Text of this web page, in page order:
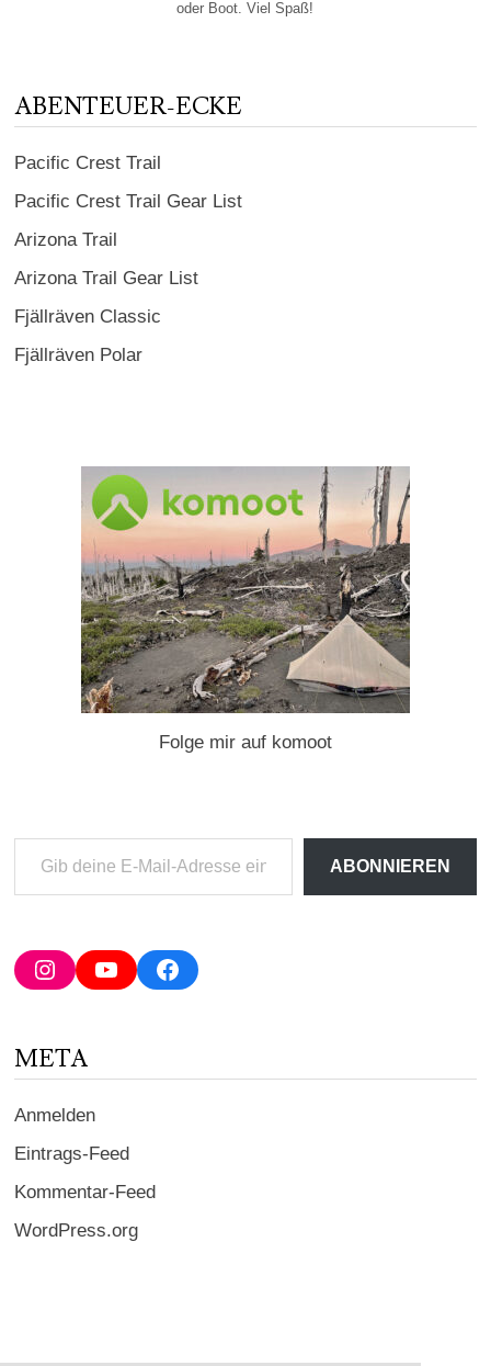
oder Boot. Viel Spaß!
ABENTEUER-ECKE
Pacific Crest Trail
Pacific Crest Trail Gear List
Arizona Trail
Arizona Trail Gear List
Fjällräven Classic
Fjällräven Polar
Folge mir auf komoot
deine
Adresse
ein ...
ABONNIEREN
InstagramYouTubeFacebook
META
Anmelden
Eintrags-Feed
Kommentar-Feed
WordPress.org